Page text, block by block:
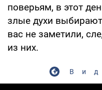
поверьям, в этот
злые духи
вас не заметили,
из них.